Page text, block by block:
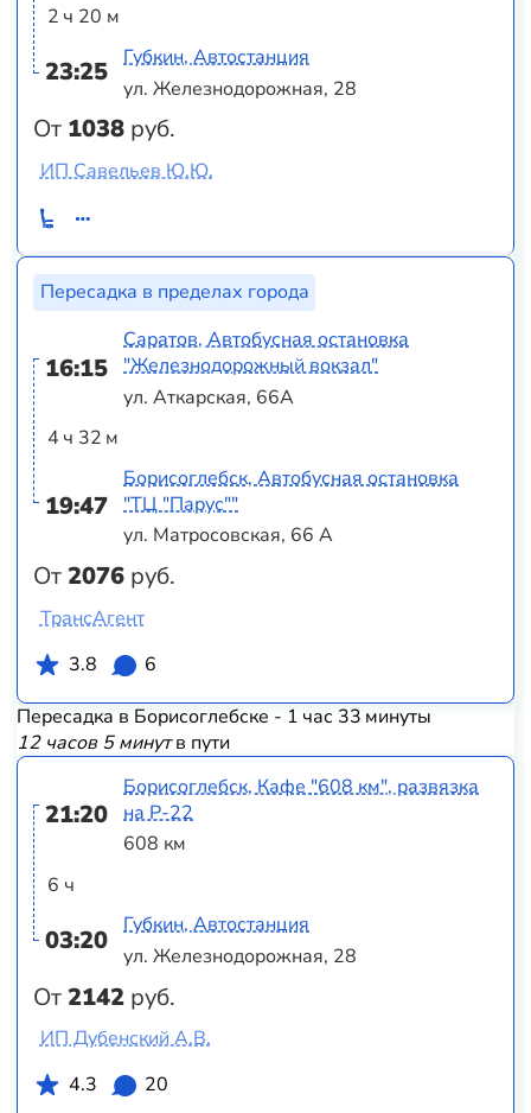
2 ч 20 м
23:25
От 1038 руб.
Губкин, Автостанция
ул. Железнодорожная, 28
ИП Савельев Ю.Ю.
Пересадка в пределах города
16:15
4 ч 32 м
19:47
От2076 руб.
Саратов, Автобусная остановка
"Железнодорожный вокзал"
ул. Аткарская, 66А
Борисоглебск, Автобусная остановка
"ТЦ "Парус""
ул. Матросовская, 66 А
ТрансАгент
3.8
6
Пересадка в Борисоглебске - 1 час 33 минуты
12 часов 5 минутв пути
21:20
6 ч
03:20
От2142 руб.
Борисоглебск, Кафе "608 км", развязка
на Р-22
608 км
Губкин, Автостанция
ул. Железнодорожная, 28
ИП Дубенский А.В.
4.3
20